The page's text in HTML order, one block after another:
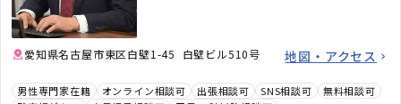
愛知県名古屋市東区白壁1-45 白壁ビル510号 地図・アクセス
男性専門家在籍 オンライン相談可 出張相談可 SNS相談可
無料相談可